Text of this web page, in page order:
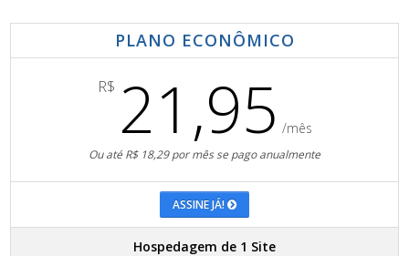
PLANO ECONÔMICO
R$ 21,95 /mês
Ou até R$ 18,29 por mês se pago anualmente
ASSINE JÁ!
Hospedagem de 1 Site